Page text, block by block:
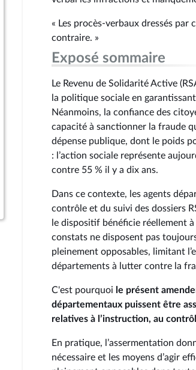
18 février 2026
19 février 2026
« Les procès-verbaux dressés par
contraire. »
Exposé sommaire
Le Revenu de Solidarité Active
la politique sociale en
Néanmoins, la confiance des
capacité à sanctionner la fraude
dépense publique, dont le poids
: l’action sociale représente
contre 55 % il y a dix ans.
Dans ce contexte, les agents
contrôle et du suivi des dossiers
le dispositif bénéficie réellement
constats ne disposent pas
pleinement opposables, limitant
départements à lutter contre la
C'est pourquoi le présent
départementaux puissent être
relatives à l’instruction, au
En pratique, l’assermentation
nécessaire et les moyens d’agir